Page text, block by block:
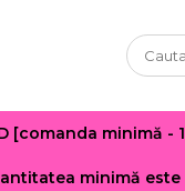
[comanda minimă -
minimă